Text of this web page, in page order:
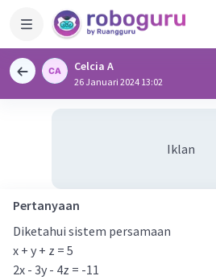
Celcia A
26 Januari 2024 13:02
Iklan
Pertanyaan
Diketahui sistem persamaan
x + y + z = 5
2x - 3y - 4z = -11